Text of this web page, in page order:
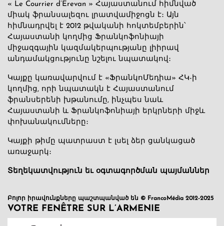
« Le Courrier d’Erevan » Հայաստանում հիմնված
միակ ֆրանսալեզու լրատվամիջոցն է։ Այն
հիմնադրվել է 2012 թվականի հոկտեմբերին՝
Հայաստանի կողմից Ֆրանկոֆոնիայի
միջազգային կազմակերպությանը լիիրավ
անդամակցությունը նշելու նպատակով։
Կայքը կառավարվում է «ՖրանկոՄեդիա» ՀԿ-ի
կողմից, որի նպատակն է Հայաստանում
ֆրանսերենի խթանումը, ինչպես նաև
Հայաստանի և Ֆրանկոֆոնիայի երկրների միջև
փոխանակումները։
Կայքի թիմը պատրաստ է լսել ձեր ցանկացած
առաջարկ։
Տեղեկատվություն եւ օգտագործման պայմաններ
Բոլոր իրավունքները պաշտպանված են © FrancoMédia 2012-2025
VOTRE FENÊTRE SUR L’ARMENIE